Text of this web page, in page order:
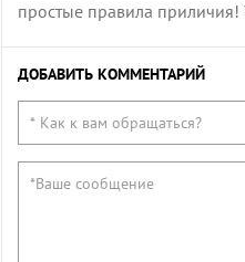
простые правила приличия!
ДОБАВИТЬ КОММЕНТАРИЙ